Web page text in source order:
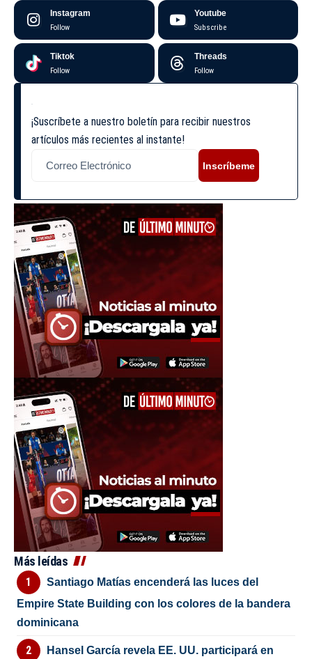
Instagram
Follow
Youtube
Subscribe
Tiktok
Follow
Threads
Follow
¡Suscríbete a nuestro boletín para recibir nuestros
artículos más recientes al instante!
Inscríbeme
Más leídas
Santiago Matías encenderá las luces del
Empire State Building con los colores de la bandera
dominicana
Hansel García revela EE. UU. participará en